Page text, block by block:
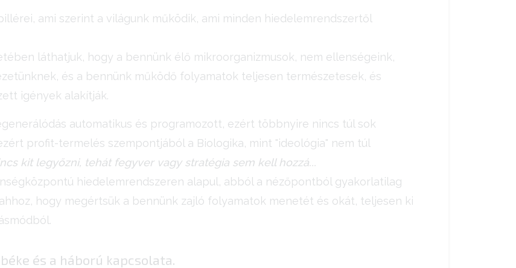
ami szerint a világunk működik, ami minden hiedelemrendszertől
láthatjuk, hogy a bennünk élő mikroorganizmusok, nem ellenségeink,
és a bennünk működő folyamatok teljesen természetesek, és
igények alakítják.
automatikus és programozott, ezért többnyire nincs túl sok
profit-termelés szempontjából a Biologika, mint "ideológia" nem túl
kit legyőzni, tehát fegyver vagy stratégia sem kell hozzá...
hiedelemrendszeren alapul, abból a nézőpontból gyakorlatilag
hogy megértsük a bennünk zajló folyamatok menetét és okát, teljesen ki
és a háború kapcsolata.